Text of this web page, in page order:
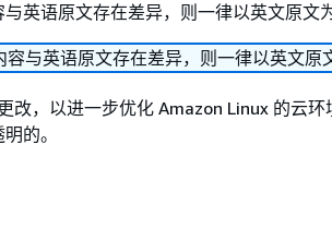
英语原文存在差异，则一律以英文原文为
与英语原文存在差异，则一律以英文原
改，以进一步优化 Amazon Linux 的云环
的。